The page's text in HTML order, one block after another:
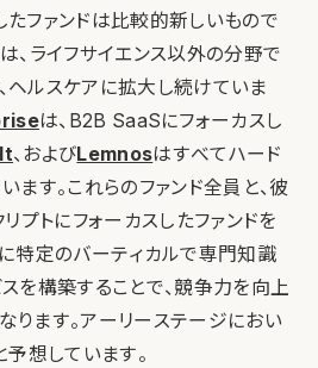
たファンドは比較的新しいもので
、ライフサイエンス以外の分野で
ヘルスケアに拡大し続けていま
は、B2B SaaSにフォーカスし
、およびLemnosはすべてハード
ます。これらのファンド全員と、彼
プトにフォーカスしたファンドを
に特定のバーティカルで専門知識
を構築することで、競争力を向上
ります。アーリーステージにおい
予想しています。